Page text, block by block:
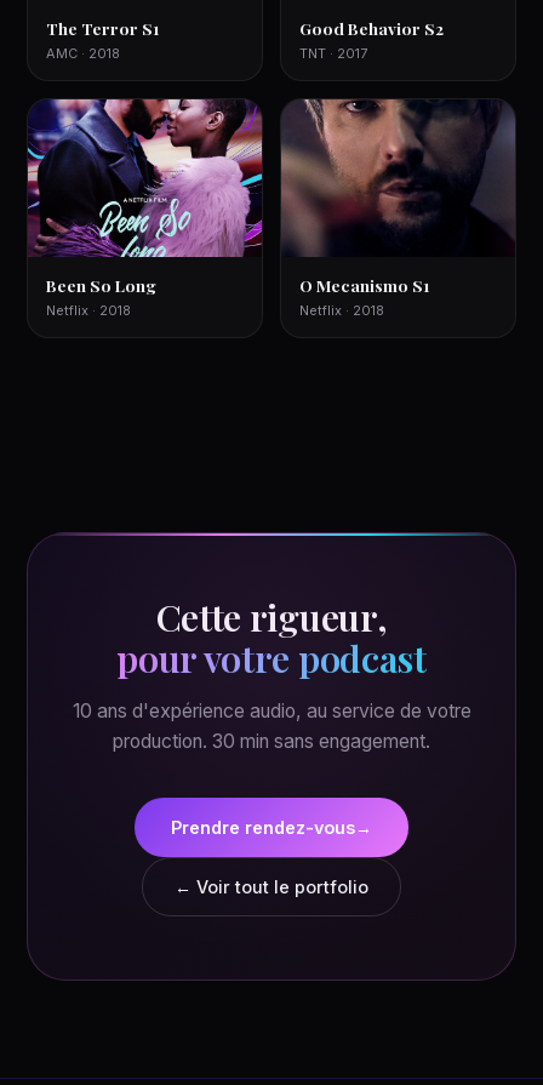
The Terror S1
AMC · 2018
Good Behavior S2
TNT · 2017
Been So Long
Netflix · 2018
O Mecanismo S1
Netflix · 2018
Cette rigueur,
pour votre podcast
10 ans d'expérience audio, au service de votre
production. 30 min sans engagement.
Prendre rendez-vous→
← Voir tout le portfolio